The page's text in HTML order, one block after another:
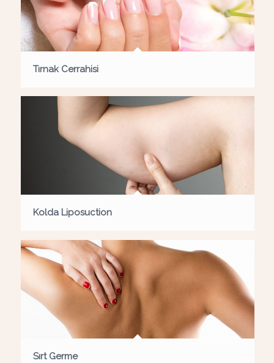
Tırnak Cerrahisi
Kolda Liposuction
Sırt Germe